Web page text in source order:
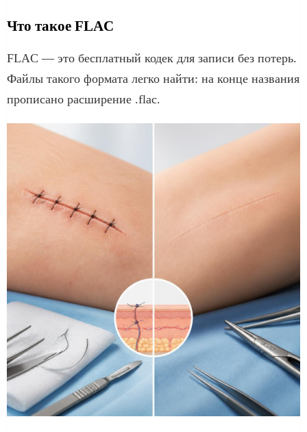
Что такое FLAC
FLAC — это бесплатный кодек для записи без потерь.
Файлы такого формата легко найти: на конце названия
прописано расширение .flac.